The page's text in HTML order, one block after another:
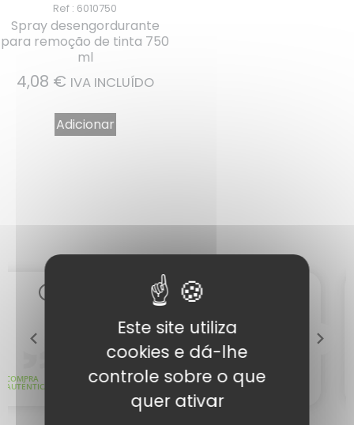
Ref : 6010750
Spray desengordurante
para remoção de tinta 750
ml
4,08 € IVA INCLUÍDO
Adicionar
Este site utiliza
cookies e dá-lhe
controle sobre o que
quer ativar